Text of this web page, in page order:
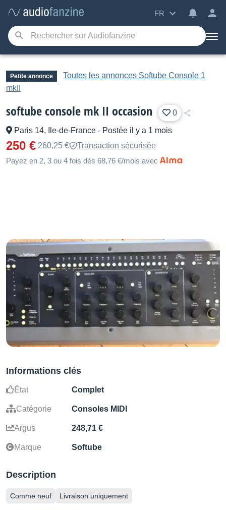
FR
Petite annonce
Toutes les annonces Softube Console 1
mkII
softube console mk II occasion 0
Paris 14, Ile-de-France - Postée il y a 1 mois
250 € 260,25 €
Transaction sécurisée
Payez en 2, 3 ou 4 fois dès 68,76 €/mois avec
Informations clés
État Complet
Catégorie Consoles MIDI
Argus 248,71 €
Marque Softube
Description
Comme neuf Livraison uniquement